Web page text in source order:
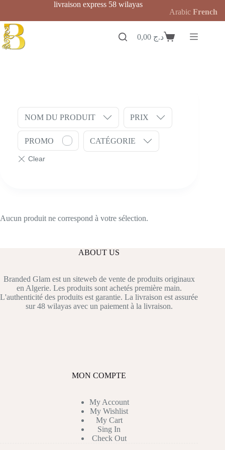
contenu
livraison express 58 wilayas
Panierد.ج
Aucun produit ne correspond à votre sélection.
NOM DU PRODUIT PRIX
PROMO CATÉGORIE
ABOUT US
Branded Glam est un siteweb de vente de produits originaux
en Algerie. Les produits sont achetés première main.
L'authenticité des produits est garantie. La livraison est assurée
sur 48 wilayas avec un paiement à la livraison.
MON COMPTE
My Account
My Wishlist
My Cart
Sing In
Check Out
Arabic French